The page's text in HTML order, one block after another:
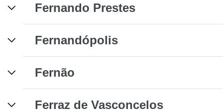
Fernando Prestes
Fernandópolis
Fernão
Ferraz de Vasconcelos